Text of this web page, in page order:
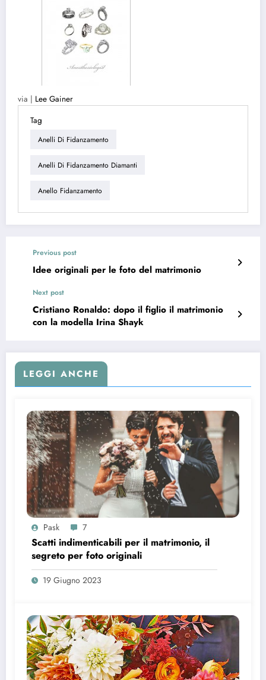
via | Lee Gainer
Tag
Anelli Di Fidanzamento
Anelli Di Fidanzamento Diamanti
Anello Fidanzamento
Previous post
Idee originali per le foto del matrimonio
Next post
Cristiano Ronaldo: dopo il figlio il matrimonio
con la modella Irina Shayk
LEGGI ANCHE
Pask 7
Scatti indimenticabili per il matrimonio, il
segreto per foto originali
19 Giugno 2023